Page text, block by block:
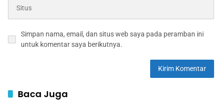
Simpan nama, email, dan situs web saya pada peramban ini
untuk komentar saya berikutnya.
Baca Juga